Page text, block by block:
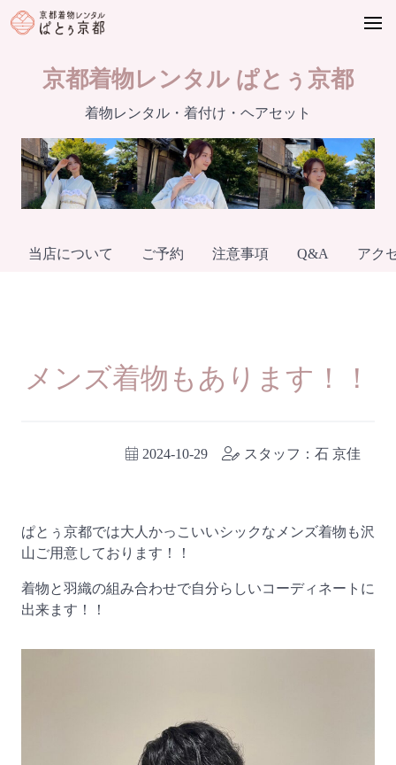
Skip
京都着物レンタル ぱとぅ京都
着物レンタル・着付け・ヘアセット
当店について ご予約 注意事項 Q&A アク
メンズ着物もあります！！
2024-10-29 スタッフ：石 京佳
ぱとぅ京都では大人かっこいいシックなメンズ着物も沢
山ご用意しております！！
着物と羽織の組み合わせで自分らしいコーディネートに
出来ます！！